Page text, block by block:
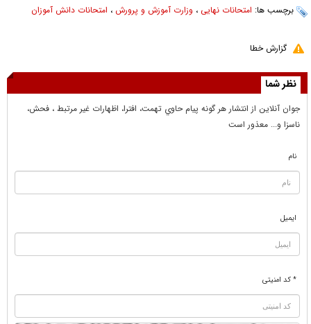
برچسب ها: امتحانات نهایی ، وزارت آموزش و پرورش ، امتحانات دانش آموزان
گزارش خطا
نظر شما
جوان آنلاين از انتشار هر گونه پيام حاوي تهمت، افترا، اظهارات غير مرتبط ، فحش،
ناسزا و... معذور است
نام
ایمیل
* کد امنیتی